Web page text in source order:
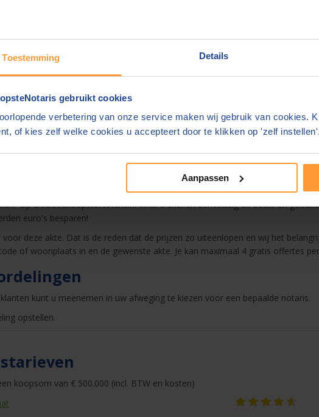
Toestemming Details
gebruikt cookies
verbetering van onze service maken wij gebruik van cookies.
of kies zelf welke cookies u accepteert door te klikken op 'zelf instellen'.
Aanpassen
werkzaamheden.
beste notarissite 2024
Op DeGoedkoopsteNotaris.nl vindt u snel en eenvoudig de beste en
euro's besparen!
deze akte. Dat is de reden dat de prijzen zo uiteenlopen en wij het
of woonplaats in en de gewenste akte. Je kan maximaal 4 gratis offertes
kunt u meenemen in uw afweging te kiezen voor een bepaalde notaris.
opstellen.
koopsom van € 500.000 (incl. BTW en kosten)